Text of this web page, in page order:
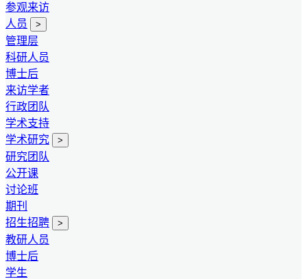
参观来访
人员
>
管理层
科研人员
博士后
来访学者
行政团队
学术支持
学术研究
>
研究团队
公开课
讨论班
期刊
招生招聘
>
教研人员
博士后
学生